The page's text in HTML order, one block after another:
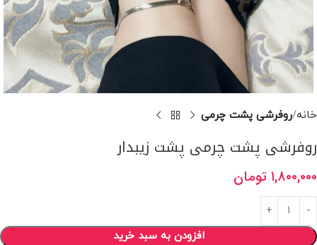
خانه روفرشی پشت چرمی
روفرشی پشت چرمی پشت زیبدار
۱,۸۰۰,۰۰۰ تومان
افزودن به سبد خرید